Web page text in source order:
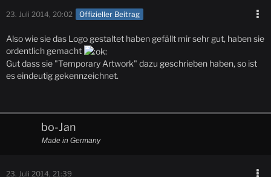
23. Juli 2014, 20:02 Offizieller Beitrag
Also wie sie das Logo gestaltet haben gefällt mir sehr gut, haben sie
ordentlich gemacht
Gut dass sie "Temporary Artwork" dazu geschrieben haben, so ist
es eindeutig gekennzeichnet.
bo-Jan
Made in Germany
23. Juli 2014, 21:39